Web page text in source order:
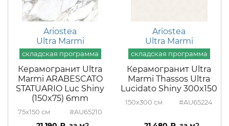
Ariostea
Ultra Marmi
Керамогранит Ultra
Marmi ARABESCATO
STATUARIO Luc Shiny
(150x75) 6mm
75x150 #AU65210
Ariostea
Ultra Marmi
Керамогранит Ultra
Marmi Thassos Ultra
Lucidato Shiny 300x150
150x300 #AU65224